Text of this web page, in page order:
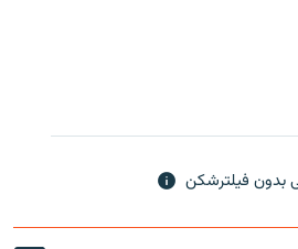
بدون فیلترشکن